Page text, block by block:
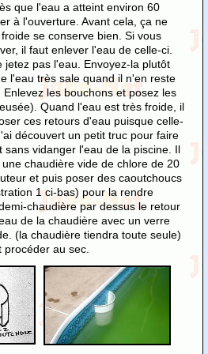
que l'eau a atteint environ 60
à l'ouverture. Avant cela, ça ne
se conserve bien. Si vous
il faut enlever l'eau de celle-ci.
jetez pas l'eau. Envoyez-la plutôt
l'eau très sale quand il n'en reste
les bouchons et posez les
Quand l'eau est très froide, il
ces retours d'eau puisque celle-
découvert un petit truc pour faire
sans vidanger l'eau de la piscine. Il
chaudière vide de chlore de 20
et puis poser des caoutchoucs
1 ci-bas) pour la rendre
chaudière par dessus le retour
de la chaudière avec un verre
(la chaudière tiendra toute seule)
procéder au sec.